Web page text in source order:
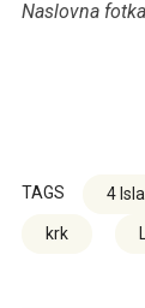
Naslovna
TAGS 4
krk